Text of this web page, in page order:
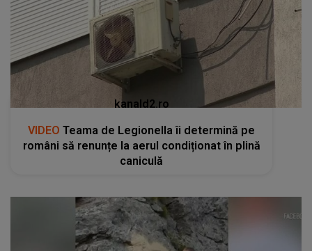
kanald2.ro
VIDEO Teama de Legionella îi determină pe
români să renunțe la aerul condiționat în plină
caniculă